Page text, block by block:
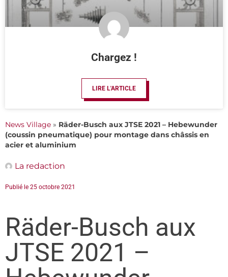
Chargez !
LIRE L'ARTICLE
News Village » Räder-Busch aux JTSE 2021 – Hebewunder
(coussin pneumatique) pour montage dans châssis en
acier et aluminium
La redaction
Publié le 25 octobre 2021
Räder-Busch aux
JTSE 2021 –